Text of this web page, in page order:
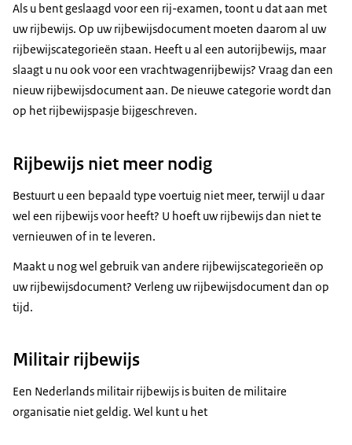
Als u bent geslaagd voor een rij-examen, toont u dat aan met
uw rijbewijs. Op uw rijbewijsdocument moeten daarom al uw
rijbewijscategorieën staan. Heeft u al een autorijbewijs, maar
slaagt u nu ook voor een vrachtwagenrijbewijs? Vraag dan een
nieuw rijbewijsdocument aan. De nieuwe categorie wordt dan
op het rijbewijspasje bijgeschreven.
Rijbewijs niet meer nodig
Bestuurt u een bepaald type voertuig niet meer, terwijl u daar
wel een rijbewijs voor heeft? U hoeft uw rijbewijs dan niet te
vernieuwen of in te leveren.
Maakt u nog wel gebruik van andere rijbewijscategorieën op
uw rijbewijsdocument? Verleng uw rijbewijsdocument dan op
tijd.
Militair rijbewijs
Een Nederlands militair rijbewijs is buiten de militaire
organisatie niet geldig. Wel kunt u het